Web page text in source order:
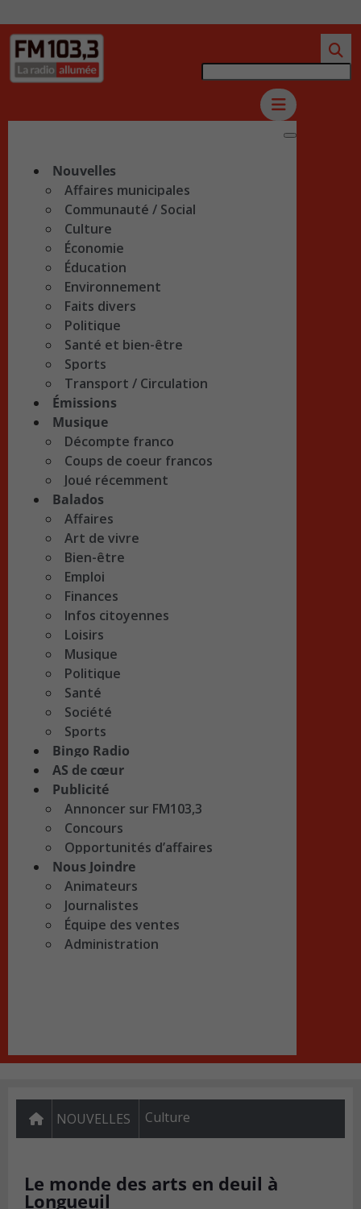
Nouvelles
Affaires municipales
Communauté / Social
Culture
Économie
Éducation
Environnement
Faits divers
Politique
Santé et bien-être
Sports
Transport / Circulation
Émissions
Musique
Décompte franco
Coups de coeur francos
Joué récemment
Balados
Affaires
Art de vivre
Bien-être
Emploi
Finances
Infos citoyennes
Loisirs
Musique
Politique
Santé
Société
Sports
Bingo Radio
AS de cœur
Publicité
Annoncer sur FM103,3
Concours
Opportunités d’affaires
Nous Joindre
Animateurs
Journalistes
Équipe des ventes
Administration
NOUVELLES Culture
Le monde des arts en deuil à
Longueuil